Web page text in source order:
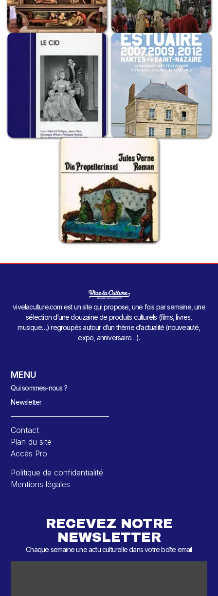
vivelaculture.com est un site qui propose, une fois par semaine, une
sélection d’une douzaine de produits culturels (films, livres,
musique…) regroupés autour d’un thème d’actualité (nouveauté,
expo, anniversaire…).
MENU
Qui sommes-nous ?
Newsletter
Contact
Plan du site
Accès Pro
Politique de confidentialité
Mentions légales
RECEVEZ NOTRE
NEWSLETTER
Chaque semaine une actu culturelle dans votre boîte email